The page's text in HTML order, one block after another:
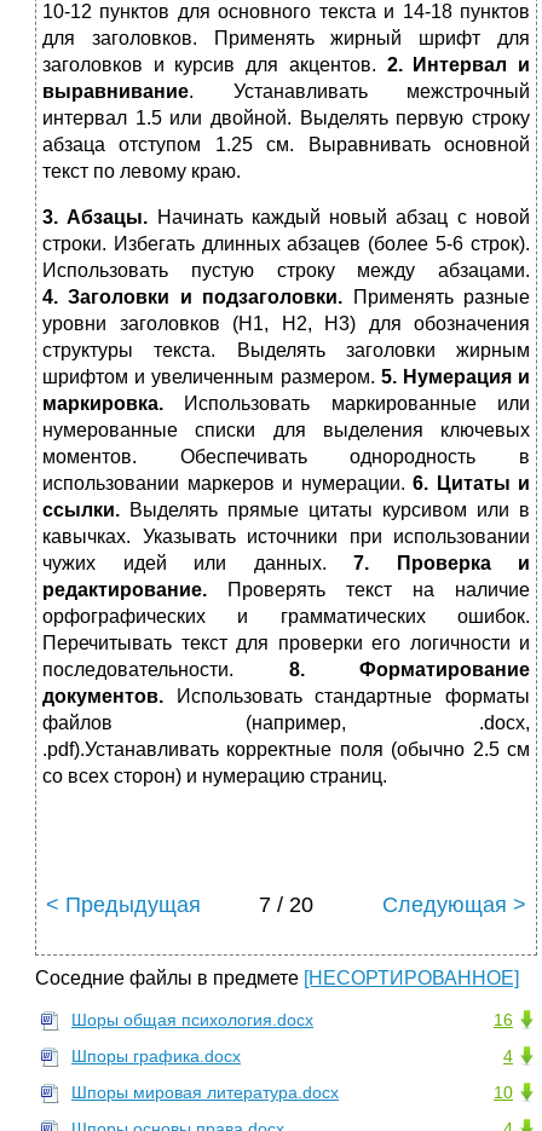
10-12 пунктов для основного текста и 14-18 пунктов
для заголовков. Применять жирный шрифт для
заголовков и курсив для акцентов. 2. Интервал и
выравнивание. Устанавливать межстрочный
интервал 1.5 или двойной. Выделять первую строку
абзаца отступом 1.25 см. Выравнивать основной
текст по левому краю.
3. Абзацы. Начинать каждый новый абзац с новой
строки. Избегать длинных абзацев (более 5-6 строк).
Использовать пустую строку между абзацами.
4. Заголовки и подзаголовки. Применять разные
уровни заголовков (H1, H2, H3) для обозначения
структуры текста. Выделять заголовки жирным
шрифтом и увеличенным размером. 5. Нумерация и
маркировка. Использовать маркированные или
нумерованные списки для выделения ключевых
моментов. Обеспечивать однородность в
использовании маркеров и нумерации. 6. Цитаты и
ссылки. Выделять прямые цитаты курсивом или в
кавычках. Указывать источники при использовании
чужих идей или данных. 7. Проверка и
редактирование. Проверять текст на наличие
орфографических и грамматических ошибок.
Перечитывать текст для проверки его логичности и
последовательности. 8. Форматирование
документов. Использовать стандартные форматы
файлов (например, .docx,
.pdf).Устанавливать корректные поля (обычно 2.5 см
со всех сторон) и нумерацию страниц.
< Предыдущая 7 / 20 Следующая >
Соседние файлы в предмете [НЕСОРТИРОВАННОЕ]
16
Шоры общая психология.docx
4
Шпоры графика.docx
10
Шпоры мировая литература.docx